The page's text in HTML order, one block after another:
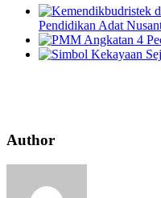
Pendidikan Adat
Author